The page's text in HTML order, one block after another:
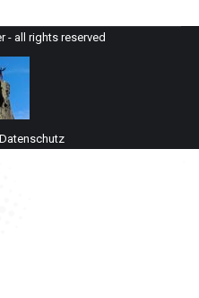
- all rights reserved
Datenschutz